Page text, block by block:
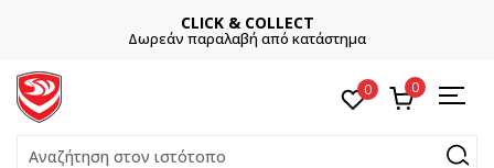
CLICK & COLLECT
Δωρεάν παραλαβή από κατάστημα
0 0
Αναζήτηση στον ιστότοπο